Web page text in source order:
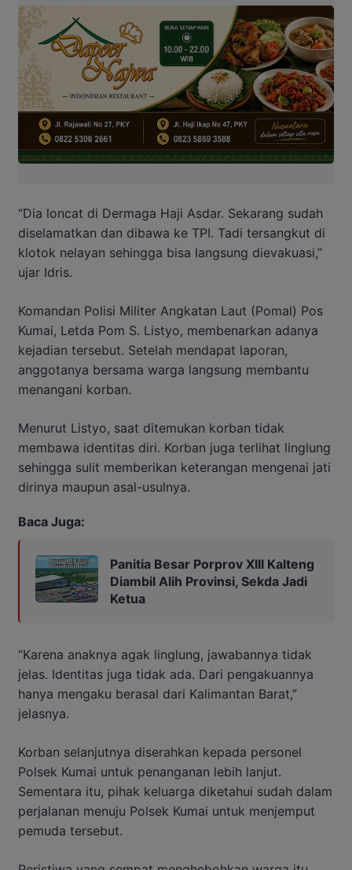
“Dia loncat di Dermaga Haji Asdar. Sekarang sudah
diselamatkan dan dibawa ke TPI. Tadi tersangkut di
klotok nelayan sehingga bisa langsung dievakuasi,”
ujar Idris.
Komandan Polisi Militer Angkatan Laut (Pomal) Pos
Kumai, Letda Pom S. Listyo, membenarkan adanya
kejadian tersebut. Setelah mendapat laporan,
anggotanya bersama warga langsung membantu
menangani korban.
Menurut Listyo, saat ditemukan korban tidak
membawa identitas diri. Korban juga terlihat linglung
sehingga sulit memberikan keterangan mengenai jati
dirinya maupun asal-usulnya.
Baca Juga:
Panitia Besar Porprov Xlll Kalteng
Diambil Alih Provinsi, Sekda Jadi
Ketua
“Karena anaknya agak linglung, jawabannya tidak
jelas. Identitas juga tidak ada. Dari pengakuannya
hanya mengaku berasal dari Kalimantan Barat,”
jelasnya.
Korban selanjutnya diserahkan kepada personel
Polsek Kumai untuk penanganan lebih lanjut.
Sementara itu, pihak keluarga diketahui sudah dalam
perjalanan menuju Polsek Kumai untuk menjemput
pemuda tersebut.